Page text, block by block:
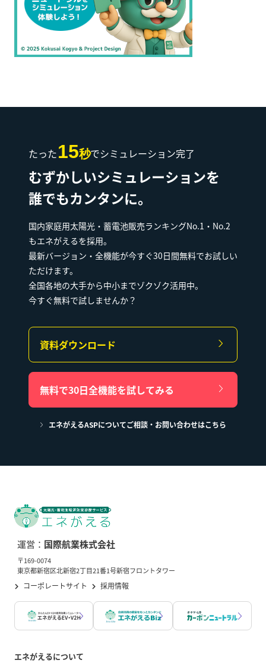
たった15秒でシミュレーション完了
むずかしいシミュレーションを
誰でもカンタンに。
国内家庭用太陽光・蓄電池販売ランキングNo.1・No.2
もエネがえるを採用。
最新バージョン・全機能が今すぐ30日間無料でお試しい
ただけます。
全国各地の大手から中小までゾクゾク活用中。
今すぐ無料で試しませんか？
資料ダウンロード
無料で30日全機能を試してみる
エネがえるASPについてご相談・お問い合わせはこちら
運営： 国際航業株式会社
〒169-0074
東京都新宿区北新宿2丁目21番1号新宿フロントタワー
コーポレートサイト 採用情報
エネがえるについて